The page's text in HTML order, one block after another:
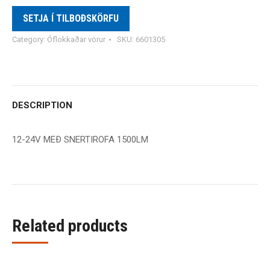
SETJA Í TILBOÐSKÖRFU
Category: Óflokkaðar vörur SKU: 6601305
DESCRIPTION
12-24V MEÐ SNERTIROFA 1500LM
Related products